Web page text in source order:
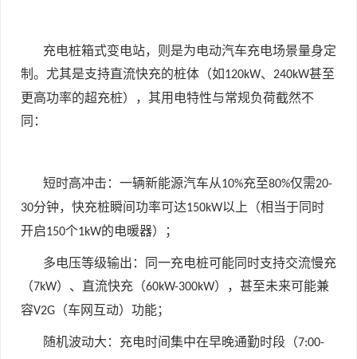
充电桩箱式变电站，则是为电动汽车充电场景量身定
制。尤其是支持直流快充的桩体（如120kW、 240kW甚至
更高功率的超充桩），其用电特性与常规负荷截然不
同：
短时高冲击：一辆新能源汽车从10%充至80%仅需20-
30分钟，快充桩瞬间功率可达150kW以上（相当于同时
开启150个1kW的电暖器）；
多电压等级输出：同一充电桩可能同时支持交流慢充
（7kW）、直流快充（60kW-300kW），甚至未来可能兼
容V2G （车网互动）功能；
随机波动大：充电时间集中在早晚通勤时段（7:00-